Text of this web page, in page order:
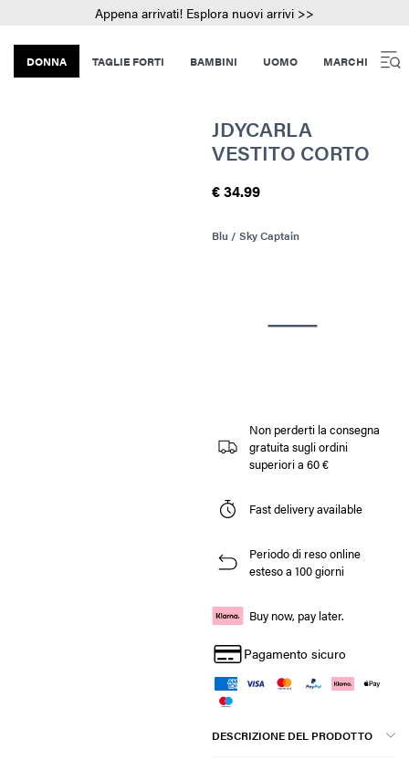
Appena arrivati! Esplora nuovi arrivi >>
DONNA TAGLIE FORTI BAMBINI UOMO MARCHI
JDYCARLA
VESTITO CORTO
€ 34.99
Blu / Sky Captain
Non perderti la consegna
gratuita sugli ordini
superiori a 60 €
Fast delivery available
Periodo di reso online
esteso a 100 giorni
Buy now, pay later.
Pagamento sicuro
DESCRIZIONE DEL PRODOTTO